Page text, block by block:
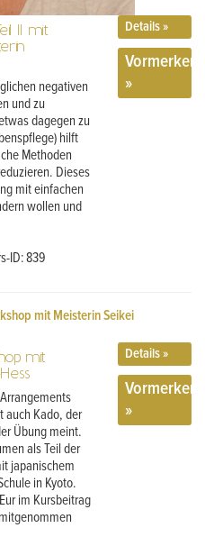
II mit
negativen
und zu
dagegen zu
hilft
Methoden
Dieses
mit einfachen
wollen und
ID: 839
Details »
Vormerken
»
mit
auch Kado, der
Übung meint.
als Teil der
japanischem
in Kyoto.
im Kursbeitrag
Details »
Vormerken
»